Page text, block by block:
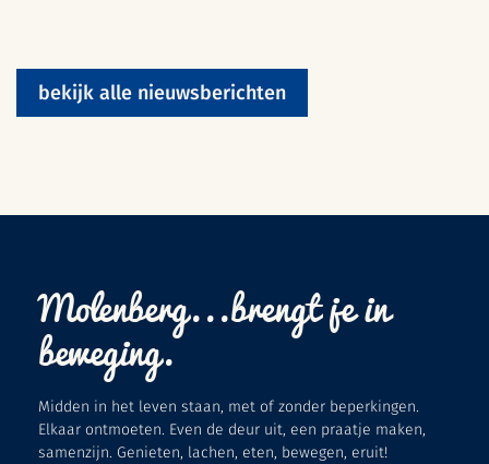
bekijk alle nieuwsberichten
Molenberg...brengt je in
beweging.
Midden in het leven staan, met of zonder beperkingen.
Elkaar ontmoeten. Even de deur uit, een praatje maken,
samenzijn. Genieten, lachen, eten, bewegen, eruit!